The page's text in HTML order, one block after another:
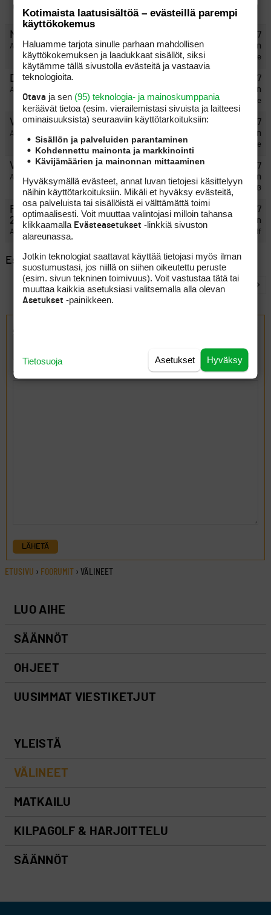
Mistä ensimmäiset puumailat?
Aloittanut:Keze
23 vuotta, 7
kuukautta sitten
Keze
Draiverit
Aloittanut:
23 vuotta, 7
kuukautta sitten
backtee
Varret lyhemmäksi
Aloittanut:
23 vuotta, 7
kuukautta sitten
penalttipave
Varsien vaihto
Aloittanut:
23 vuotta, 7
kuukautta sitten
MacG
FGT:lla sallittavat draiverit kaudella
2003
Aloittanut:
23 vuotta, 7
kuukautta sitten
Vilugolf
Esillä 25 aihetta, 3,051 - 3,075 (kaikkiaan 3,082)
1 2 … 122
Viesti:
LÄHETÄ
ETUSIVU › FOORUMIT › VÄLINEET
LUO AIHE
SÄÄNNÖT
OHJEET
UUSIMMAT VIESTIKETJUT
YLEISTÄ
VÄLINEET
MATKAILU
KILPAGOLF & HARJOITTELU
SÄÄNNÖT
Kotimaista laatusisältöä – evästeillä parempi
käyttökokemus
Haluamme tarjota sinulle parhaan mahdollisen
käyttökokemuksen ja laadukkaat sisällöt, siksi
käytämme tällä sivustolla evästeitä ja vastaavia
teknologioita.
Otava ja sen (95) teknologia- ja mainoskumppania
keräävät tietoa (esim. vierailemis­tasi sivuista ja laitteesi
ominaisuuk­sista) seuraaviin käyttötarkoituksiin:
Sisällön ja palveluiden parantaminen
Kohdennettu mainonta ja markkinointi
Kävijämäärien ja mainonnan mittaaminen
Hyväksymällä evästeet, annat luvan tietojesi käsittelyyn
näihin käyttötarkoituksiin. Mikäli et hyväksy evästeitä,
osa palveluista tai sisällöistä ei välttämättä toimi
optimaalisesti. Voit muuttaa valintojasi milloin tahansa
klikkaamalla Evästeasetukset -linkkiä sivuston
alareunassa.
Jotkin teknologiat saattavat käyttää tietojasi myös ilman
suostumustasi, jos niillä on siihen oikeutettu peruste
(esim. sivun tekninen toimivuus). Voit vastustaa tätä tai
muuttaa kaikkia asetuksiasi valitsemalla alla olevan
Asetukset -painikkeen.
Hyväksy
Asetukset
Tietosuoja